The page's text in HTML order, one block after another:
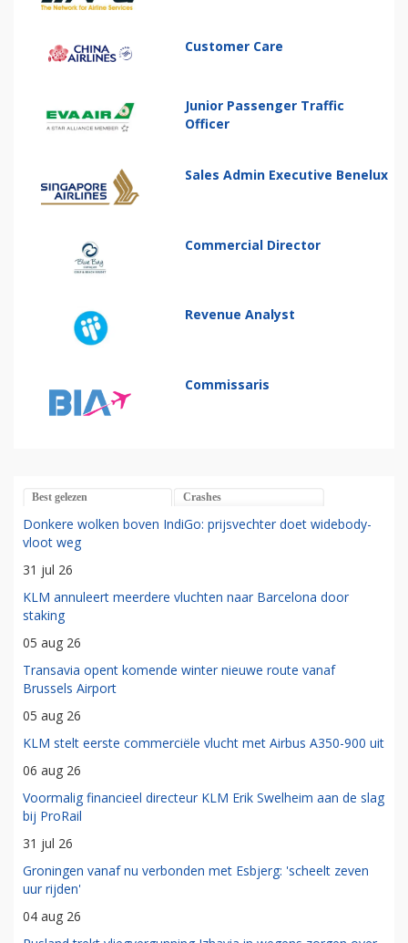
Customer Care
Junior Passenger Traffic
Officer
Sales Admin Executive Benelux
Commercial Director
Revenue Analyst
Commissaris
Best gelezen Crashes
Donkere wolken boven IndiGo: prijsvechter doet widebody-
vloot weg
31 jul 26
KLM annuleert meerdere vluchten naar Barcelona door
staking
05 aug 26
Transavia opent komende winter nieuwe route vanaf
Brussels Airport
05 aug 26
KLM stelt eerste commerciële vlucht met Airbus A350-900 uit
06 aug 26
Voormalig financieel directeur KLM Erik Swelheim aan de slag
bij ProRail
31 jul 26
Groningen vanaf nu verbonden met Esbjerg: 'scheelt zeven
uur rijden'
04 aug 26